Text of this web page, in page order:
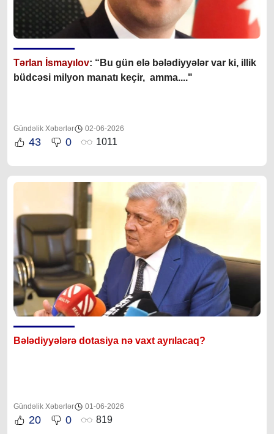
Tərlan İsmayılov: “Bu gün elə bələdiyyələr var ki, illik
büdcəsi milyon manatı keçir, amma...."
Gündəlik Xəbərlər 02-06-2026
43 0 1011
Bələdiyyələrə dotasiya nə vaxt ayrılacaq?
Gündəlik Xəbərlər 01-06-2026
20 0 819